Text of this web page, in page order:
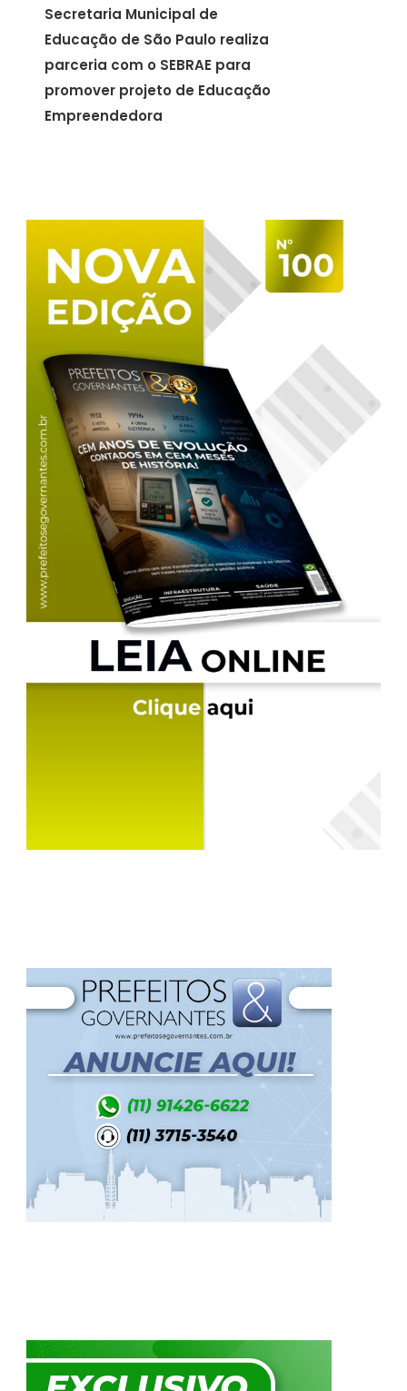
Secretaria Municipal de
Educação de São Paulo realiza
parceria com o SEBRAE para
promover projeto de Educação
Empreendedora